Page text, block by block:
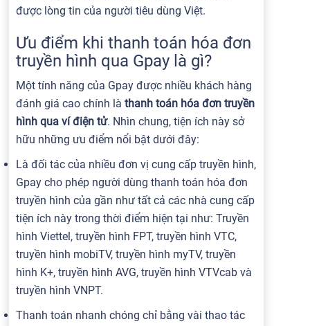
được lòng tin của người tiêu dùng Việt.
Ưu điểm khi thanh toán hóa đơn
truyền hình qua Gpay là gì?
Một tính năng của Gpay được nhiều khách hàng
đánh giá cao chính là thanh toán hóa đơn truyền
hình qua ví điện tử. Nhìn chung, tiện ích này sở
hữu những ưu điểm nổi bật dưới đây:
Là đối tác của nhiều đơn vị cung cấp truyền hình,
Gpay cho phép người dùng thanh toán hóa đơn
truyền hình của gần như tất cả các nhà cung cấp
tiện ích này trong thời điểm hiện tại như: Truyền
hình Viettel, truyền hình FPT, truyền hình VTC,
truyền hình mobiTV, truyền hình myTV, truyền
hình K+, truyền hình AVG, truyền hình VTVcab và
truyền hình VNPT.
Thanh toán nhanh chóng chỉ bằng vài thao tác